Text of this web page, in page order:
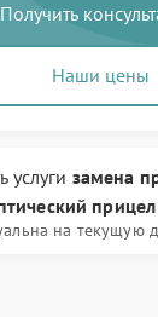
Получить
Наши цены
услуги замена
на текущую